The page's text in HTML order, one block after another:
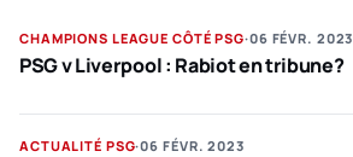
CHAMPIONS LEAGUE CÔTÉ PSG·06 FÉVR. 2023
PSG v Liverpool : Rabiot en tribune?
ACTUALITÉ PSG·06 FÉVR. 2023